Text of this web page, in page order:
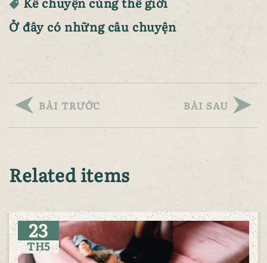
Ở đây có những câu chuyện
BÀI TRƯỚC BÀI SAU
Related items
23
TH5